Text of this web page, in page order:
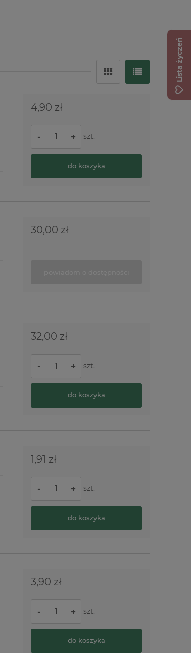
4,90 zł
- + szt.
do koszyka
30,00 zł
32,00 zł
- + szt.
do koszyka
1,91 zł
- + szt.
do koszyka
3,90 zł
- + szt.
do koszyka
Lista życzeń